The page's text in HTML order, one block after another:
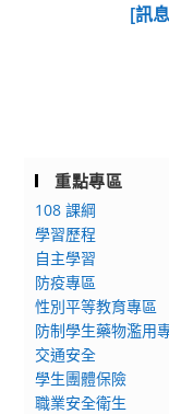
[訊
重點專區
108 課綱
學習歷程
自主學習
防疫專區
性別平等教育專區
防制學生藥物濫用
交通安全
學生團體保險
職業安全衛生